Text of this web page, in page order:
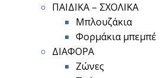
ΠΑΙΔΙΚΑ – ΣΧΟΛΙΚΑ
Μπλουζάκια
Φορμάκια μπεμπέ
ΔΙΑΦΟΡΑ
Ζώνες